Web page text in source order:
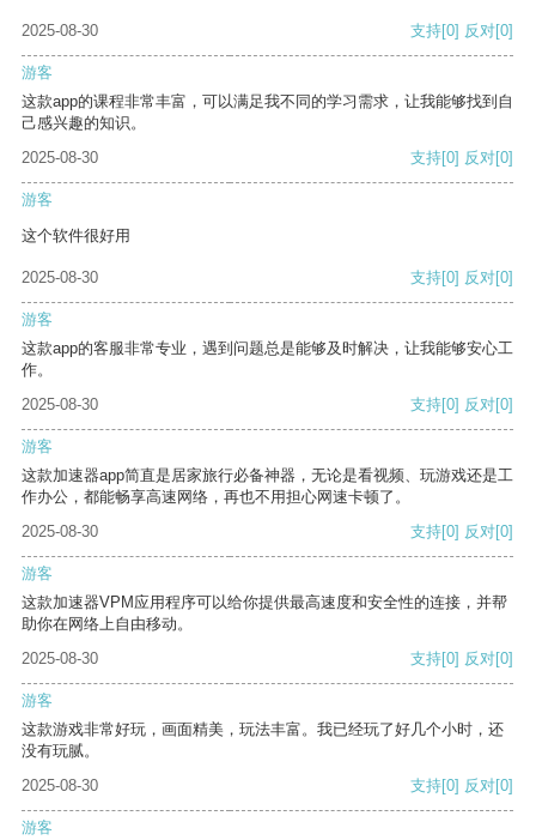
2025-08-30 支持[0] 反对[0]
游客
这款app的课程非常丰富，可以满足我不同的学习需求，让我能够找到自
己感兴趣的知识。
2025-08-30
支持[0] 反对[0]
游客
这个软件很好用
2025-08-30 支持[0] 反对[0]
游客
这款app的客服非常专业，遇到问题总是能够及时解决，让我能够安心工
作。
2025-08-30
支持[0] 反对[0]
游客
这款加速器app简直是居家旅行必备神器，无论是看视频、玩游戏还是工
作办公，都能畅享高速网络，再也不用担心网速卡顿了。
2025-08-30
支持[0] 反对[0]
游客
这款加速器VPM应用程序可以给你提供最高速度和安全性的连接，并帮
助你在网络上自由移动。
2025-08-30
支持[0] 反对[0]
游客
这款游戏非常好玩，画面精美，玩法丰富。我已经玩了好几个小时，还
没有玩腻。
2025-08-30
支持[0] 反对[0]
游客